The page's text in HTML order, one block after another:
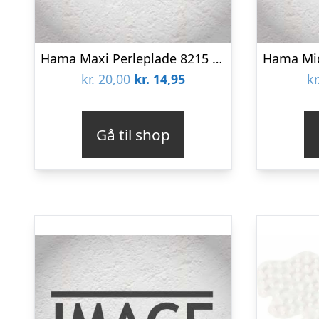
Hama Maxi Perleplade 8215 Dinosaur Transparent – 1 stk
kr.20,00 Den
var:
kr. 20,00.
kr. 14,95Den
kr. 14,95.
Gå til shop